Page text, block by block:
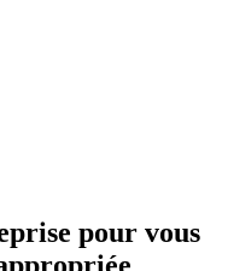
pour vous